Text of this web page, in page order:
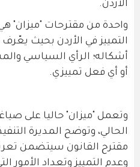
الأردن.
واحدة من مقترحات "ميزان"
التمييز في الأردن بحيث يعّرف
أشكاله؛ الرأي السياسي
أو أي فعل تمييزي.
وتعمل "ميزان" حاليا على
الحالي، وتوضح المديرة
مقترح القانون سيتضمن
وعدم التمييز وتعداد الأمور